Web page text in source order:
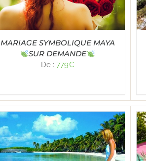
MARIAGE SYMBOLIQUE MAYA
SUR DEMANDE
De : 779€